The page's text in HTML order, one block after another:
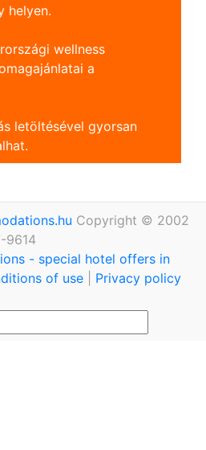
helyen.
wellness
a
letöltésével gyorsan
Copyright © 2002
9614
- special hotel offers in
of use Privacy policy